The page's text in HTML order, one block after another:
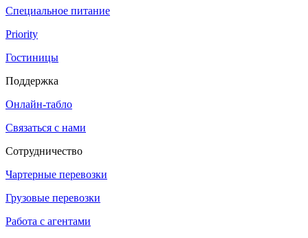
Специальное питание
Priority
Гостиницы
Поддержка
Онлайн-табло
Связаться с нами
Сотрудничество
Чартерные перевозки
Грузовые перевозки
Работа с агентами